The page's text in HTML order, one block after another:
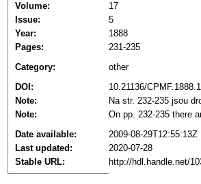
Volume:
17
Issue:
5
Year:
1888
Pages:
231-235
Category:
other
DOI:
10.21136/
Note:
Na str. 232-235 jsou
Note:
On pp. 232-235 there
Date available:
2009-08-29T12:55:13Z
Last updated:
2020-07-28
Stable URL:
http://hdl.handle.net/